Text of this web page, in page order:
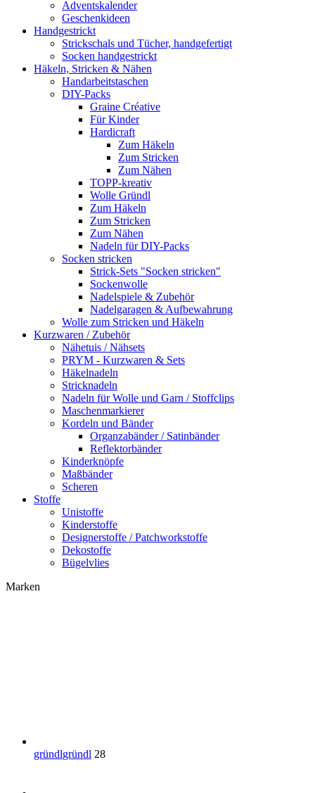
Adventskalender
Geschenkideen
Handgestrickt
Strickschals und Tücher, handgefertigt
Socken handgestrickt
Häkeln, Stricken & Nähen
Handarbeitstaschen
DIY-Packs
Graine Créative
Für Kinder
Hardicraft
Zum Häkeln
Zum Stricken
Zum Nähen
TOPP-kreativ
Wolle Gründl
Zum Häkeln
Zum Stricken
Zum Nähen
Nadeln für DIY-Packs
Socken stricken
Strick-Sets "Socken stricken"
Sockenwolle
Nadelspiele & Zubehör
Nadelgaragen & Aufbewahrung
Wolle zum Stricken und Häkeln
Kurzwaren / Zubehör
Nähetuis / Nähsets
PRYM - Kurzwaren & Sets
Häkelnadeln
Stricknadeln
Nadeln für Wolle und Garn / Stoffclips
Maschenmarkierer
Kordeln und Bänder
Organzabänder / Satinbänder
Reflektorbänder
Kinderknöpfe
Maßbänder
Scheren
Stoffe
Unistoffe
Kinderstoffe
Designerstoffe / Patchworkstoffe
Dekostoffe
Bügelvlies
Marken
gründlgründl 28